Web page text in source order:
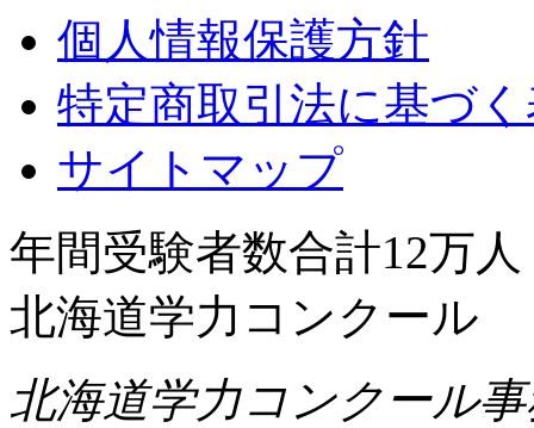
個人情報保護方針
特定商取引法に基づ
サイトマップ
年間受験者数合計12万
北海道学力コンクール
北海道学力コンクール